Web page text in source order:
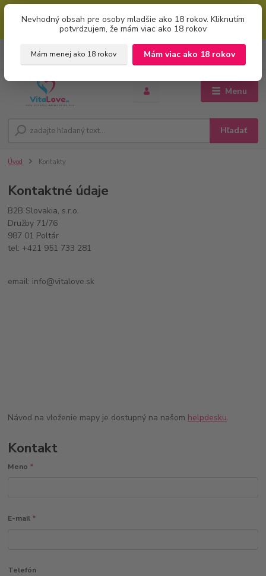
bez úvodzoviek). Zľavový kód zadajte v prvom kroku košíku zaškrtnutím
políčka: "mám zľavový kupón"
Nevhodný obsah pre osoby mladšie ako 18 rokov. Kliknutím
potvrdzujem, že mám viac ako 18 rokov
Mám menej ako 18 rokov Mám viac ako 18 rokov
Menu
Hľadať
+421 951 733 848
(Po-Pia, 8-16 hod.)
za
Úvod Kontakty
Kontaktné údaje
B2B Slovakia, s.r.o.
Družby 71/76
987 01 Poltár
tel: +421 951 733 281
email: info@vitalove.sk
Návod na vloženie mapy je dostupný na našom helpdesku.
Kontakt
Meno *
E-mail *
Telefón